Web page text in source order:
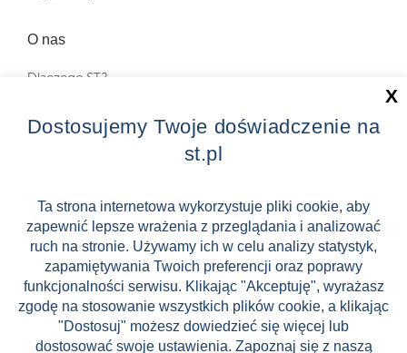
O nas
Dlaczego ST?
Zostań Pilotem wycieczek!
Zniżki
FAQ
ST INCENTIVE
Dostosujemy Twoje doświadczenie na
st.pl
Ta strona internetowa wykorzystuje pliki cookie, aby
zapewnić lepsze wrażenia z przeglądania i analizować
ruch na stronie. Używamy ich w celu analizy statystyk,
zapamiętywania Twoich preferencji oraz poprawy
funkcjonalności serwisu. Klikając "Akceptuję", wyrażasz
zgodę na stosowanie wszystkich plików cookie, a klikając
"Dostosuj" możesz dowiedzieć się więcej lub
dostosować swoje ustawienia. Zapoznaj się z naszą
X